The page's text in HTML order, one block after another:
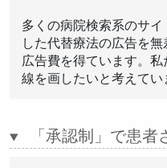
多くの病院検索系のサ
した代替療法の広告を無
広告費を得ています。
線を画したいと考えてい
「承認制」で患